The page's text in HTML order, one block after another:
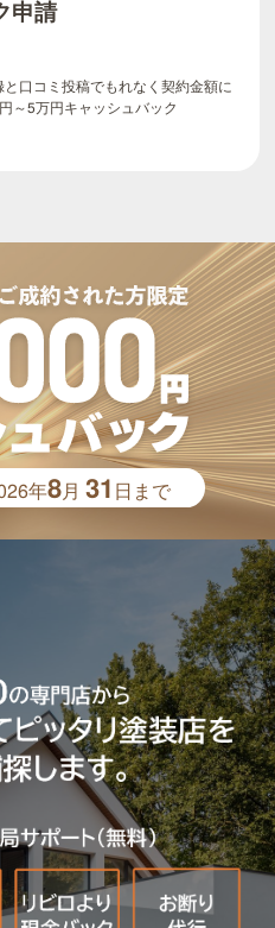
申請
と口コミ投稿でもれなく契約金額に
～5万円キャッシュバック
年8月31 日まで